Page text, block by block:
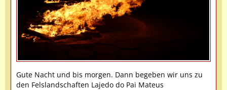
Gute Nacht und bis morgen. Dann begeben wir uns zu
den Felslandschaften Lajedo do Pai Mateus